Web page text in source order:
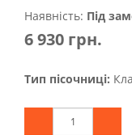
Наявність: Під
6 930 грн.
Тип пісочниці: